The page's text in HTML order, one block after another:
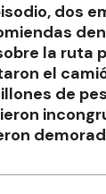
dos
la ruta
el
de